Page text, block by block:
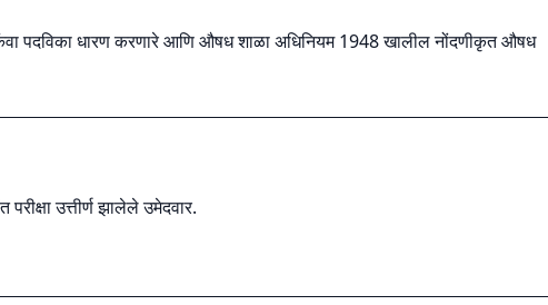
पदविका धारण करणारे आणि औषध शाळा अधिनियम 1948 खालील नोंदणीकृत औषध
उत्तीर्ण झालेले उमेदवार.